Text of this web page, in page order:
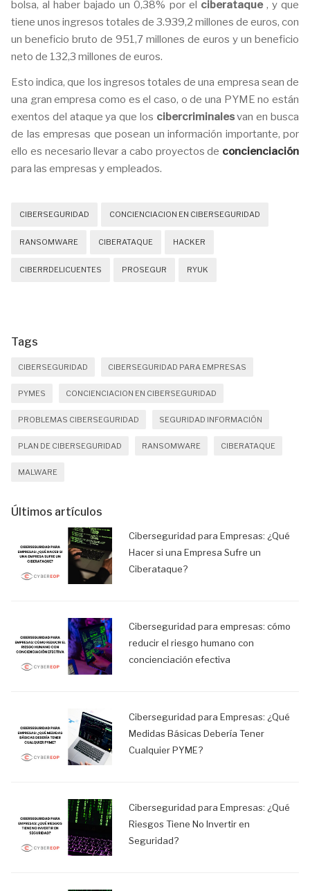
bolsa, al haber bajado un 0,38% por el ciberataque, y que
tiene unos ingresos totales de 3.939,2 millones de euros, con
un beneficio bruto de 951,7 millones de euros y un beneficio
neto de 132,3 millones de euros.
Esto indica, que los ingresos totales de una empresa sean de
una gran empresa como es el caso, o de una PYME no están
exentos del ataque ya que los cibercriminalesvan en busca
de las empresas que posean un información importante, por
ello es necesario llevar a cabo proyectos de concienciación
para las empresas y empleados.
CIBERSEGURIDAD CONCIENCIACION EN CIBERSEGURIDAD
RANSOMWARE CIBERATAQUE HACKER
CIBERRDELICUENTES PROSEGUR RYUK
Tags
CIBERSEGURIDAD CIBERSEGURIDAD PARA EMPRESAS
PYMES CONCIENCIACION EN CIBERSEGURIDAD
PROBLEMAS CIBERSEGURIDAD SEGURIDAD INFORMACIÓN
PLAN DE CIBERSEGURIDAD RANSOMWARE CIBERATAQUE
MALWARE
Últimos artículos
Ciberseguridad para Empresas: ¿Qué
Hacer si una Empresa Sufre un
Ciberataque?
Ciberseguridad para empresas: cómo
reducir el riesgo humano con
concienciación efectiva
Ciberseguridad para Empresas: ¿Qué
Medidas Básicas Debería Tener
Cualquier PYME?
Ciberseguridad para Empresas: ¿Qué
Riesgos Tiene No Invertir en
Seguridad?